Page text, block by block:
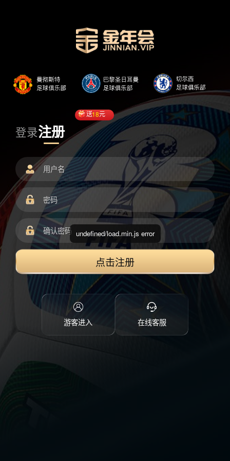
登录注册
送18元
点击注册
游客进入 在线客服
undefined/load.min.js error